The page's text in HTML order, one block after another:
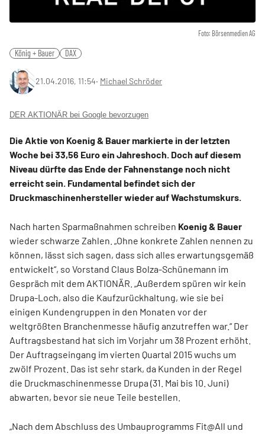
Foto: Börsenmedien AG
König + Bauer DAX
21.04.2016, 11:54‧ Michael Schröder
DER AKTIONÄR bei Google bevorzugen
Die Aktie von Koenig & Bauer markierte in der letzten
Woche bei 33,56 Euro ein Jahreshoch. Doch auf diesem
Niveau dürfte das Ende der Fahnenstange noch nicht
erreicht sein. Fundamental befindet sich der
Druckmaschinenhersteller wieder auf Wachstumskurs.
Nach harten Sparmaßnahmen schreiben Koenig & Bauer
wieder schwarze Zahlen. „Ohne konkrete Zahlen nennen zu
können, lässt sich sagen, dass sich alles erwartungsgemäß
entwickelt“, so Vorstand Claus Bolza-Schünemann im
Gespräch mit dem AKTIONÄR. „Außerdem spüren wir kein
Drupa-Loch, also die Kaufzurückhaltung, wie sie bei
einigen Kundengruppen in den Monaten vor der
weltgrößten Branchenmesse häufig anzutreffen war.“ Der
Auftragsbestand hat sich im Vorjahr um 38 Prozent erhöht.
Der Auftragseingang im vierten Quartal 2015 wuchs um
zwölf Prozent. Das ist sehr stark, da Kunden in der Regel
die Druckmaschinenmesse Drupa (31. Mai bis 10. Juni)
abwarten, bevor sie neue Teile bestellen.
„Nach dem Abschluss des Umbauprogramms Fit@All und